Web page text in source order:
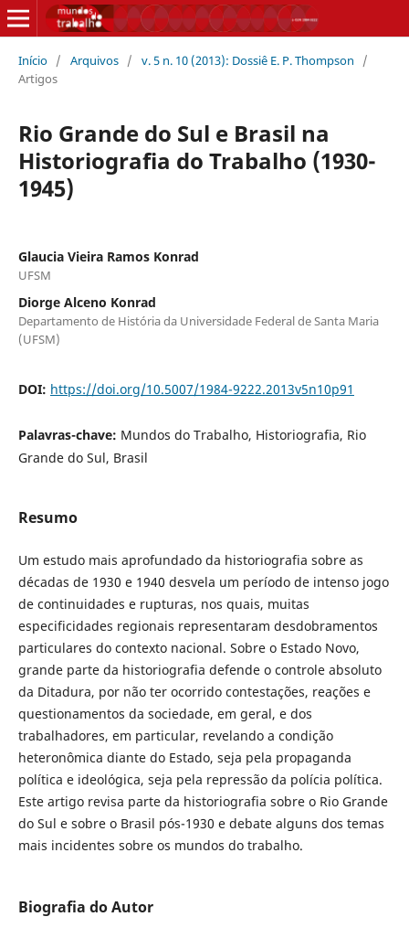
Início / Arquivos / v. 5 n. 10 (2013): Dossiê E. P. Thompson
/
Artigos
Rio Grande do Sul e Brasil na
Historiografia do Trabalho (1930-
1945)
Glaucia Vieira Ramos Konrad
UFSM
Diorge Alceno Konrad
Departamento de História da Universidade Federal de Santa Maria
(UFSM)
DOI: https://doi.org/10.5007/1984-9222.2013v5n10p91
Palavras-chave: Mundos do Trabalho, Historiografia, Rio
Grande do Sul, Brasil
Resumo
Um estudo mais aprofundado da historiografia sobre as
décadas de 1930 e 1940 desvela um período de intenso jogo
de continuidades e rupturas, nos quais, muitas
especificidades regionais representaram desdobramentos
particulares do contexto nacional. Sobre o Estado Novo,
grande parte da historiografia defende o controle absoluto
da Ditadura, por não ter ocorrido contestações, reações e
questionamentos da sociedade, em geral, e dos
trabalhadores, em particular, revelando a condição
heteronômica diante do Estado, seja pela propaganda
política e ideológica, seja pela repressão da polícia política.
Este artigo revisa parte da historiografia sobre o Rio Grande
do Sul e sobre o Brasil pós-1930 e debate alguns dos temas
mais incidentes sobre os mundos do trabalho.
Biografia do Autor